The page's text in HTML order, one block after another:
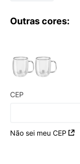
Outras cores:
CEP
Não sei meu CEP